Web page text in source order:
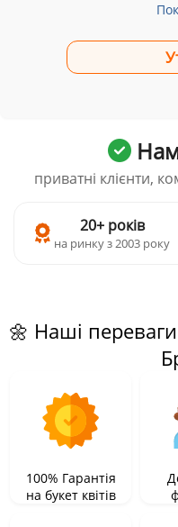
Нам
приватні клієнти,
20+ років
на ринку з 2003 року
🌼 Наші
100% Гарантія
на букет квітів